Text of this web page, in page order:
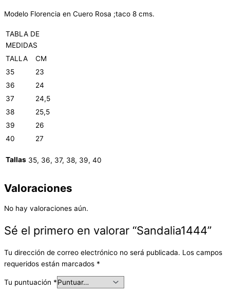
Modelo Florencia en Cuero Rosa ;taco 8 cms.
TABLA DE
MEDIDAS
TALLA
CM
35
23
36
24
37
24,5
38
25,5
39
26
40
27
Tallas 35, 36, 37, 38, 39, 40
Valoraciones
No hay valoraciones aún.
Sé el primero en valorar “Sandalia1444”
Tu dirección de correo electrónico no será publicada. Los campos
requeridos están marcados *
Tu puntuación *